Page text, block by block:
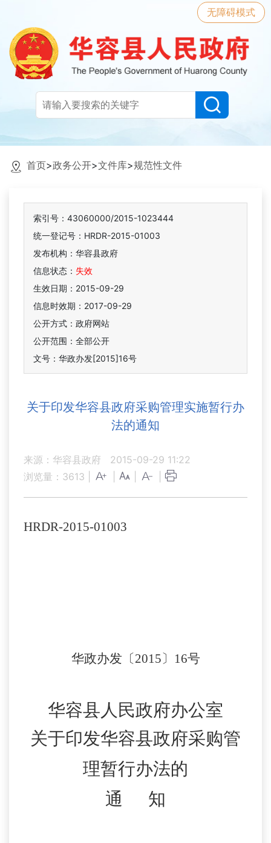
无障碍模式
首页>政务公开>文件库>规范性文件
索引号：43060000/2015-1023444
统一登记号：HRDR-2015-01003
发布机构：华容县政府
信息状态： 失效
生效日期：2015-09-29
信息时效期： 2017-09-29
公开方式：政府网站
公开范围：全部公开
文号：华政办发[2015]16号
关于印发华容县政府采购管理实施暂行办
法的通知
来源：华容县政府
2015-09-29 11:22
浏览量： 3613
HRDR-2015-01003
华政办发〔2015〕16号
华容县人民政府办公室
关于印发华容县政府采购管
理暂行办法的
通 知